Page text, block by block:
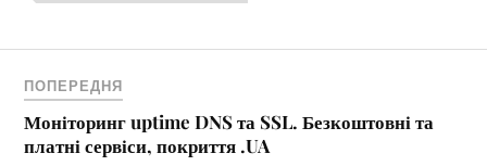
ПОПЕРЕДНЯ
Моніторинг uptime DNS та SSL. Безкоштовні та
платні сервіси, покриття .UA